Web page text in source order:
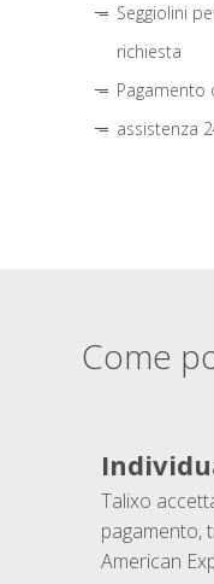
Seggiolini
richiesta
Pagamento
assistenza
Come
Talixo
pagamento,
American